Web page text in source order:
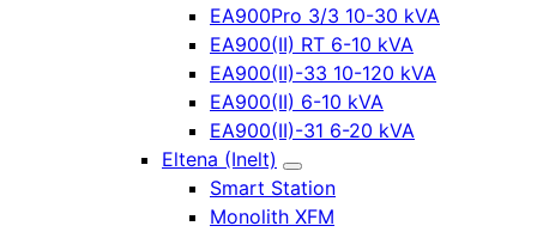
EA900Pro 3/3 10-30 kVA
EA900(II) RT 6-10 kVA
EA900(II)-33 10-120 kVA
EA900(II) 6-10 kVA
EA900(II)-31 6-20 kVA
Eltena (Inelt)
Smart Station
Monolith XFM